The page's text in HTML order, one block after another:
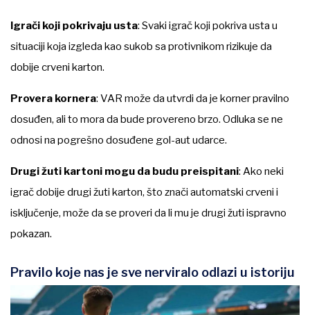
Igrači koji pokrivaju usta: Svaki igrač koji pokriva usta u
situaciji koja izgleda kao sukob sa protivnikom rizikuje da
dobije crveni karton.
Provera kornera: VAR može da utvrdi da je korner pravilno
dosuđen, ali to mora da bude provereno brzo. Odluka se ne
odnosi na pogrešno dosuđene gol-aut udarce.
Drugi žuti kartoni mogu da budu preispitani: Ako neki
igrač dobije drugi žuti karton, što znači automatski crveni i
isključenje, može da se proveri da li mu je drugi žuti ispravno
pokazan.
Pravilo koje nas je sve nerviralo odlazi u istoriju